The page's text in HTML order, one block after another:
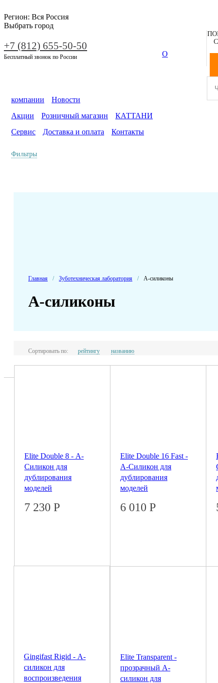
Регион: Вся Россия
Выбрать город
+7 (812) 655-50-50
Бесплатный звонок по России О
компании
Новости
Акции
Розничный магазин
КАТТАНИ
Сервис
Доставка и оплата Контакты
Фильтры
Главная / Зуботехническая лаборатория / А-силиконы
А-силиконы
Сортировать по: рейтингу названию
Elite Double 8 - А-
Силикон для
дублирования
моделей
7 230 Р
Elite Double 16 Fast -
А-Силикон для
дублирования
моделей
6 010 Р
Gingifast Rigid - А-
силикон для
воспроизведения
Elite Transparent -
прозрачный А-
силикон для